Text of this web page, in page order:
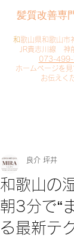
髪質改善専
​和歌山県和歌山
JR貴志川線 神
073-
ホームページを
お伝えく
和歌山の
朝3分で“
る最新テ
良介 坪井